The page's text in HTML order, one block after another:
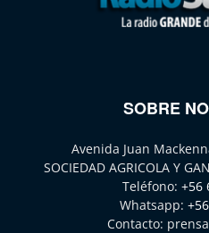
SOBRE
Avenida Juan
SOCIEDAD AGRICOLA Y
Teléfono: +56
Whatsapp:
Contacto: